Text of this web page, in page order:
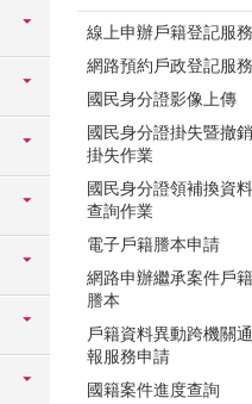
線上申辦戶籍登記服務
網路預約戶政登記服務
國民身分證影像上傳
國民身分證掛失暨撤銷
掛失作業
國民身分證領補換資料
查詢作業
電子戶籍謄本申請
網路申辦繼承案件戶籍
謄本
戶籍資料異動跨機關通
報服務申請
國籍案件進度查詢